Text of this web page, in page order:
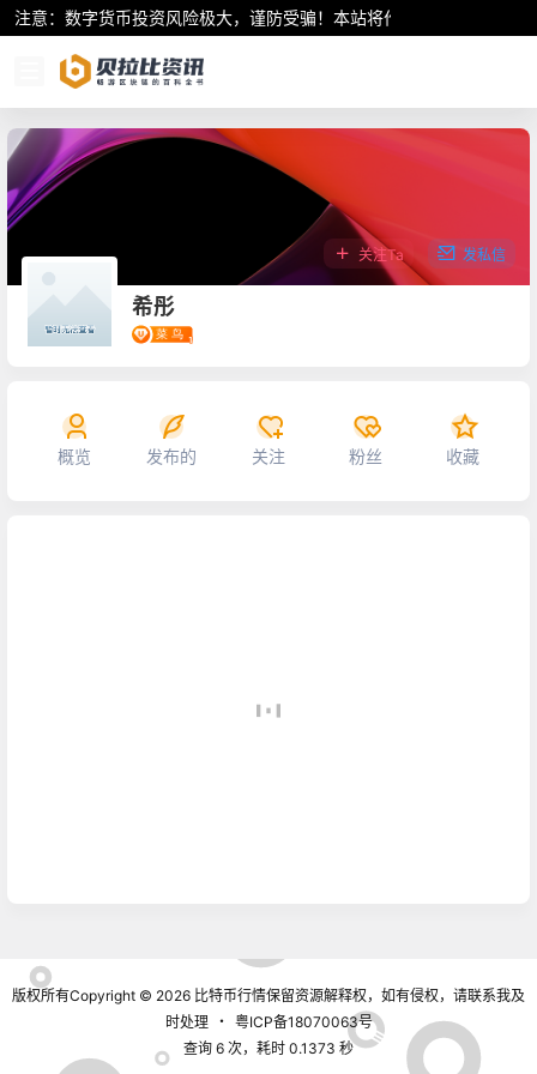
注意：数字货币投资风险极大，谨防受骗！本站将作为行业资讯共享
希彤
关注Ta 发私信
概览 发布的 关注 粉丝 收藏
版权所有Copyright © 2026 比特币行情保留资源解释权，如有侵权，请联系我及
时处理
・ 粤ICP备18070063号
查询 6 次，耗时 0.1373 秒